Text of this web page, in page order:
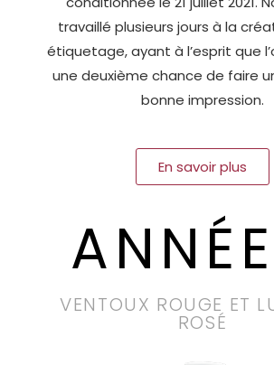
travaillé plusieurs jours à la
étiquetage, ayant à l’esprit que
une deuxième chance de faire
bonne impression.
En savoir plus
VENTOUX ROUGE ET
ROSÉ